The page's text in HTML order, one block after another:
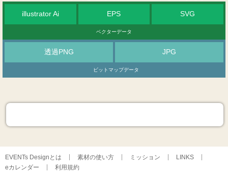
illustrator Ai EPS SVG
ベクターデータ
透過PNG JPG
ビットマップデータ
EVENTs Designとは 素材の使い方 ミッション
LINKS
eカレンダー
利用規約